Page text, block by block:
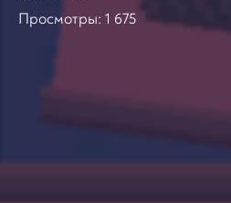
Просмотры: 1 675